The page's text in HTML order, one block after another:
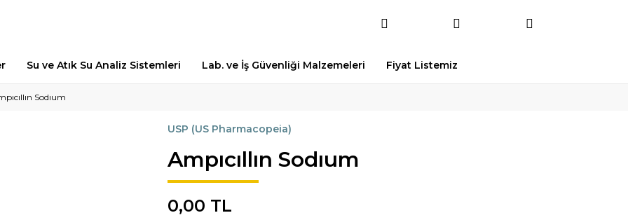
Su ve Atık Su Analiz Sistemleri Lab. ve İş Güvenliği Malzemeleri Fiyat Listemiz
Sodıum
USP (US Pharmacopeia)
Ampıcıllın Sodıum
0,00 TL